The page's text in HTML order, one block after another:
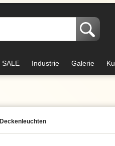
SALE Industrie Galerie
Decken­leuchten